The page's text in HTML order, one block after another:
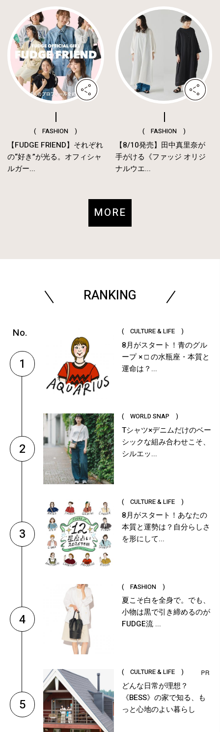
( FASHION )
【FUDGE FRIEND】それぞれ
の“好き”が光る。オフィシャ
ルガー...
( FASHION )
【8/10発売】田中真里奈が
手がける《ファッジ オリジ
ナルウエ...
MORE
RANKING
1
( CULTURE & LIFE )
8月がスタート！青のグル
ープ × □ の水瓶座・本質と
運命は？...
2
( WORLD SNAP )
Tシャツ×デニムだけのベー
シックな組み合わせこそ、
シルエッ...
3
( CULTURE & LIFE )
8月がスタート！あなたの
本質と運勢は？自分らしさ
を形にして...
4
( FASHION )
夏こそ白を全身で。でも、
小物は黒で引き締めるのが
FUDGE流 ...
5
( CULTURE & LIFE )
どんな日常が理想？
《BESS》の家で知る、も
っと心地のよい暮らし